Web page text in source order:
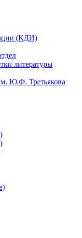
(КДИ)
литературы
Ю.Ф. Третьякова